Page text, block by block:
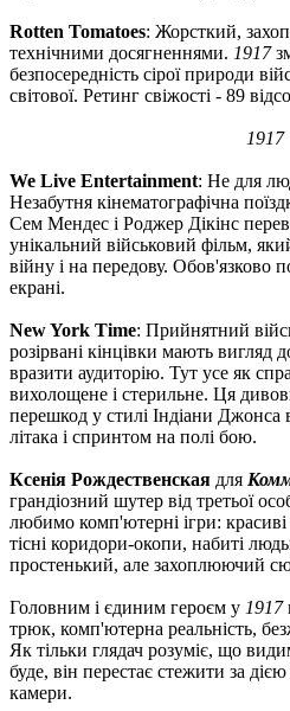
Rotten Tomatoes: Жорсткий,
технічними досягненнями. 1917
безпосередність сірої природи
світової. Ретинг свіжості - 89
1917
We Live Entertainment: Не для
Незабутня кінематографічна
Сем Мендес і Роджер Дікінс
унікальний військовий фільм,
війну і на передову. Обов'язково
екрані.
New York Time: Прийнятний
розірвані кінцівки мають вигляд
вразити аудиторію. Тут усе як
вихолощене і стерильне. Ця
перешкод у стилі Індіани Джонса
літака і спринтом на полі бою.
Ксенія Рождественская для
грандіозний шутер від третьої
любимо комп'ютерні ігри: красиві
тісні коридори-окопи, набиті
простенький, але захоплюючий
Головним і єдиним героєм у 1917
трюк, комп'ютерна реальність,
Як тільки глядач розуміє, що
буде, він перестає стежити за
камери.